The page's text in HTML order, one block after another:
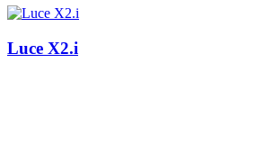
Luce X2.i